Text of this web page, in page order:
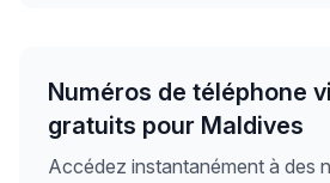
Numéros de téléphone
gratuits pour Maldives
Accédez instantanément à des